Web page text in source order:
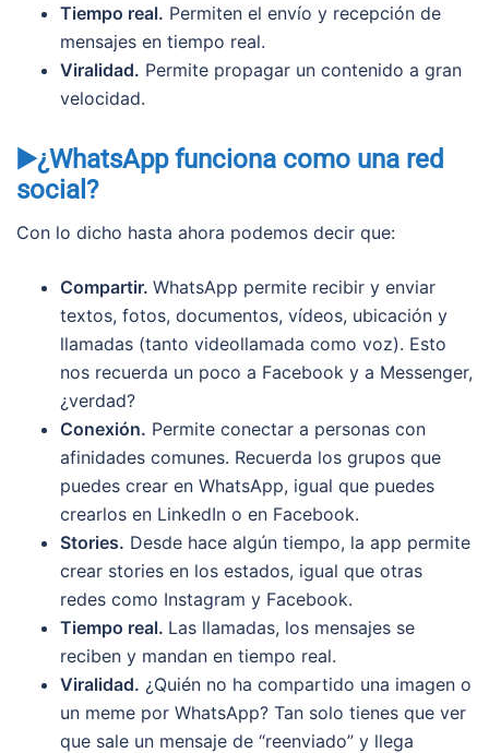
Tiempo real. Permiten el envío y recepción de
mensajes en tiempo real.
Viralidad. Permite propagar un contenido a gran
velocidad.
▶️¿WhatsApp funciona como una red
social?
Con lo dicho hasta ahora podemos decir que:
Compartir. WhatsApp permite recibir y enviar
textos, fotos, documentos, vídeos, ubicación y
llamadas (tanto videollamada como voz). Esto
nos recuerda un poco a Facebook y a Messenger,
¿verdad?
Conexión. Permite conectar a personas con
afinidades comunes. Recuerda los grupos que
puedes crear en WhatsApp, igual que puedes
crearlos en LinkedIn o en Facebook.
Stories. Desde hace algún tiempo, la app permite
crear stories en los estados, igual que otras
redes como Instagram y Facebook.
Tiempo real. Las llamadas, los mensajes se
reciben y mandan en tiempo real.
Viralidad. ¿Quién no ha compartido una imagen o
un meme por WhatsApp? Tan solo tienes que ver
que sale un mensaje de “reenviado” y llega